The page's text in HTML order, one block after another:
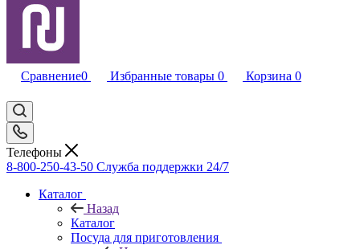
Сравнение0 Избранные товары 0 Корзина 0
Телефоны
8-800-250-43-50 Служба поддержки 24/7
Каталог
Назад
Каталог
Посуда для приготовления